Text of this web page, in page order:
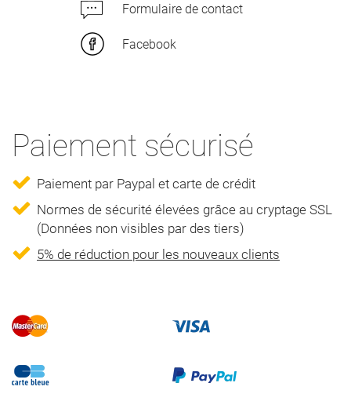
Formulaire de contact
Facebook
Paiement sécurisé
Paiement par Paypal et carte de crédit
Normes de sécurité élevées grâce au cryptage SSL
(Données non visibles par des tiers)
5% de réduction pour les nouveaux clients